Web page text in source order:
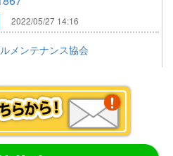
2022/05/27 14:16
メンテナンス協会